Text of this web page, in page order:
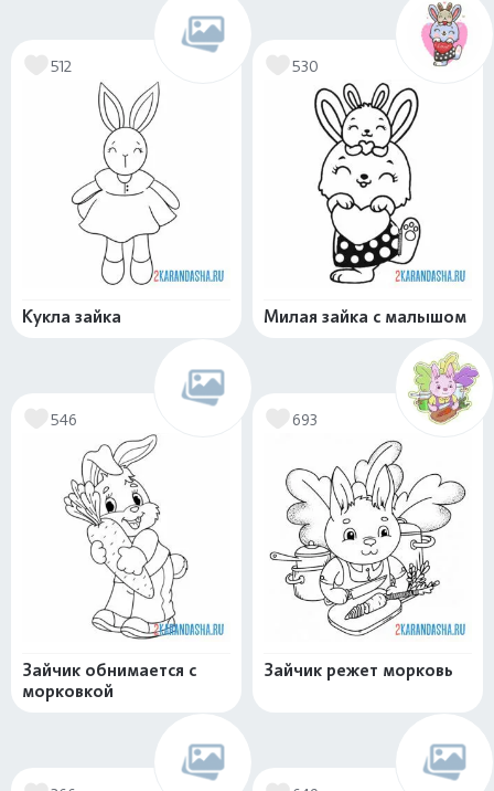
512
Кукла зайка
530
Милая зайка с малышом
546
Зайчик обнимается с
морковкой
693
Зайчик режет морковь